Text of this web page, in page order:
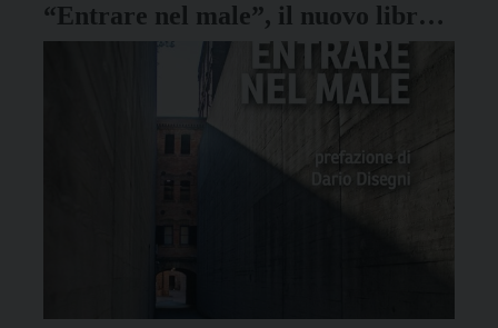
“Entrare nel male”, il nuovo libro
di Renzo Fracalossi